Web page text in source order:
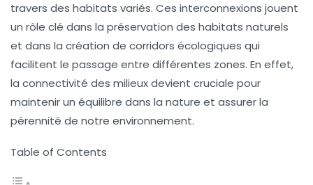
travers des habitats variés. Ces interconnexions jouent
un rôle clé dans la préservation des habitats naturels
et dans la création de corridors écologiques qui
facilitent le passage entre différentes zones. En effet,
la connectivité des milieux devient cruciale pour
maintenir un équilibre dans la nature et assurer la
pérennité de notre environnement.
Table of Contents